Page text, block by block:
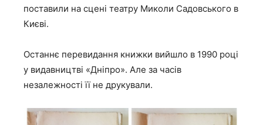
поставили на сцені театру Миколи Садовського в
Києві.
Останнє перевидання книжки вийшло в 1990 році
у видавництві «Дніпро». Але за часів
незалежності її не друкували.